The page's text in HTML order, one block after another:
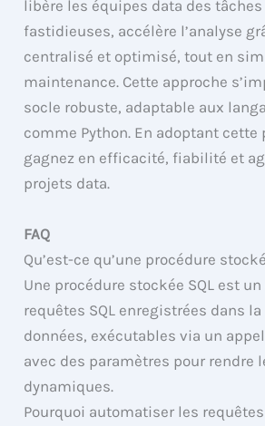
libère les équipes data des
fastidieuses, accélère l’analyse
centralisé et optimisé, tout en
maintenance. Cette approche
socle robuste, adaptable aux
comme Python. En adoptant cette
gagnez en efficacité, fiabilité et
projets data.
FAQ
Qu’est-ce qu’une procédure
Une procédure stockée SQL est
requêtes SQL enregistrées dans la
données, exécutables via un
avec des paramètres pour rendre
dynamiques.
Pourquoi automatiser les